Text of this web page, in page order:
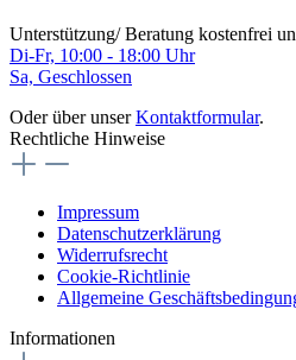
Unterstützung/ Beratung kostenfrei
Di-Fr, 10:00 - 18:00 Uhr
Sa, Geschlossen
Oder über unserKontaktformular.
Rechtliche Hinweise
Impressum
Datenschutzerklärung
Widerrufsrecht
Cookie-Richtlinie
Allgemeine
Informationen